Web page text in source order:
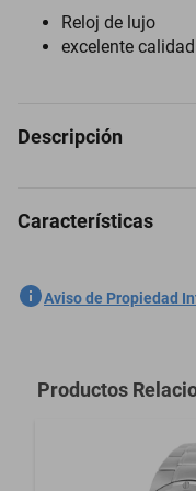
Reloj de lujo
excelente calidad
Descripción
Reloj Invicta 47301
Características
SKU
Modelo
Material del Cristal
Aviso de Propiedad
Productos